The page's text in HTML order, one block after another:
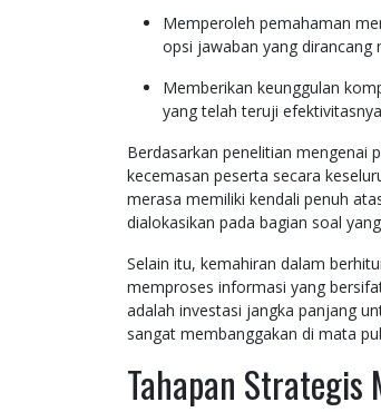
Memperoleh pemahaman
opsi jawaban yang dirancang
Memberikan keunggulan
yang telah teruji
Berdasarkan penelitian mengenai
kecemasan peserta secara
merasa memiliki kendali penuh
dialokasikan pada bagian soal
Selain itu, kemahiran dalam
memproses informasi yang
adalah investasi jangka panjang
sangat membanggakan di mata
Tahapan Strategis